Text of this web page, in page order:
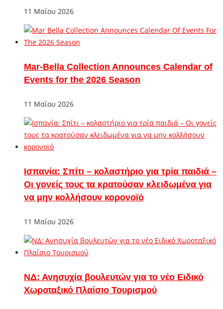
11 Μαΐου 2026
Mar-Bella Collection Announces Calendar of
Events for the 2026 Season
11 Μαΐου 2026
Ισπανία: Σπίτι – κολαστήριο για τρία παιδιά –
Οι γονείς τους τα κρατούσαν κλειδωμένα για
να μην κολλήσουν κορονοϊό
11 Μαΐου 2026
ΝΔ: Ανησυχία βουλευτών για το νέο Ειδικό
Χωροταξικό Πλαίσιο Τουρισμού